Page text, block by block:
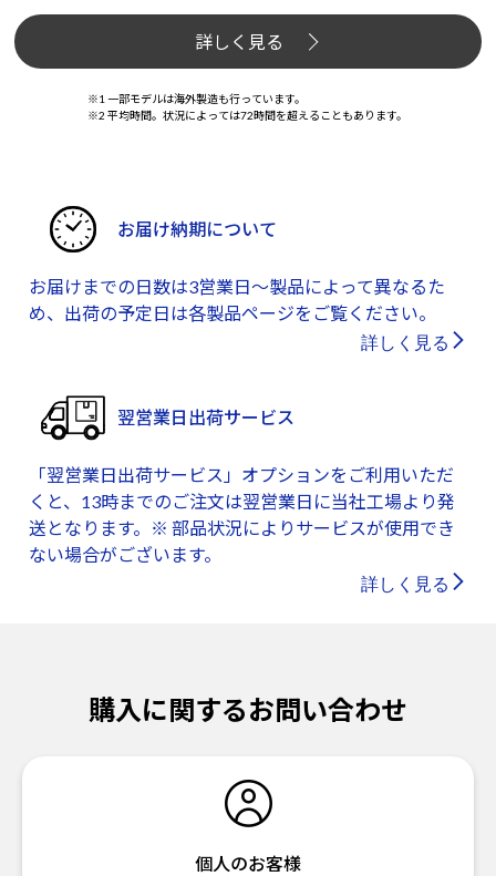
詳しく見る
※1 一部モデルは海外製造も行っています。
※2 平均時間。状況によっては72時間を超えることもあります。
お届け納期について
お届けまでの日数は3営業日～製品によって異なるた
め、出荷の予定日は各製品ページをご覧ください。
詳しく見る
翌営業日出荷サービス
「翌営業日出荷サービス」オプションをご利用いただ
くと、13時までのご注文は翌営業日に当社工場より発
送となります。※ 部品状況によりサービスが使用でき
ない場合がございます。
詳しく見る
購入に関するお問い合わせ
個人のお客様